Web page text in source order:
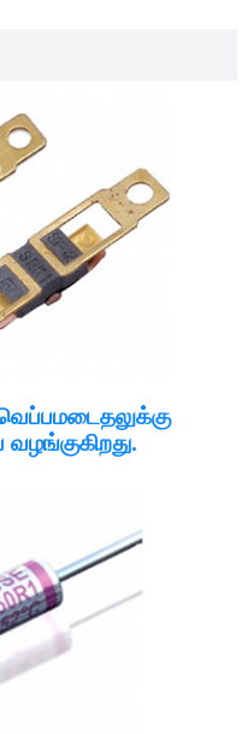
வழங்குகிறது.